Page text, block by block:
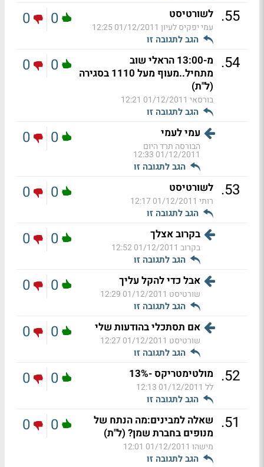
55
. לשורטיסט
עמי יפקיס לעיון 01/12/2011 12:25
הגב לתגובה זו
0
0
54
.
מ-13:00 הראלי שוב
מתחיל..מעוף מעל 1110 בסגירה
(ל"ת)
בורסאי 01/12/2011 12:21
הגב לתגובה זו
0
0
עמי לעמי
הבורסה תרד היום
01/12/2011 12:33
הגב לתגובה זו
0
0
53
. לשורטיסט
רותי 01/12/2011 12:17
הגב לתגובה זו
0
0
בקרוב אצלך
בקרוב 01/12/2011 12:52
הגב לתגובה זו
0
0
אבל כדי להקל עליך
שורטיסט 01/12/2011 12:29
הגב לתגובה זו
0
0
אם תסתכלי בהודעות שלי
שורטיסט 01/12/2011 12:27
הגב לתגובה זו
0
0
52
. מולטימטריקס -13%
לל 01/12/2011 12:13
הגב לתגובה זו
0
0
51
. שאלה למבינים:מה הנתח של
מנופים בחברת שמן? (ל"ת)
מישהו 01/12/2011 12:01
הגב לתגובה זו
0
0